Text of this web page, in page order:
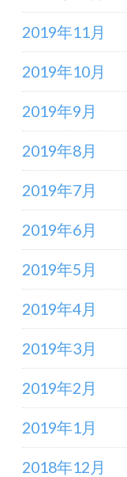
2019年11月
2019年10月
2019年9月
2019年8月
2019年7月
2019年6月
2019年5月
2019年4月
2019年3月
2019年2月
2019年1月
2018年12月